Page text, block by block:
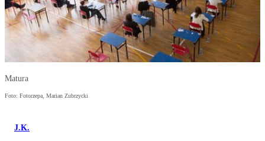
Matura
Foto: Fotorzepa, Marian Zubrzycki
J.K.